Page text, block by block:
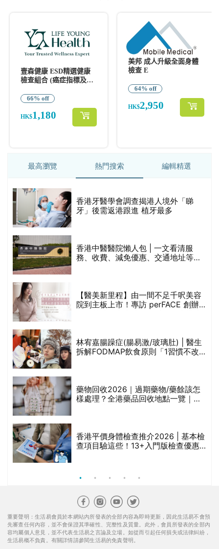
最高瀏覽 熱門搜索 編輯精選
香港牙醫學會調查揭港人境外「睇
牙」後需返港跟進 植牙最多
香港中醫醫院懶人包 | 一文看清服
務、收費、減免優惠、交通地址等
【醫美新里程】由一間不足千呎美容
院到主板上市！專訪 perFACE 創辦
林宥嘉腸躁症(腸易激/玻璃肚) | 醫生
拆解FODMAP飲食原則「1習慣不改
藥物回收2026｜過期藥物/藥餘該怎
樣處理？全港藥品回收地點一覽｜屈
香港平價身體檢查推介2026 | 基本檢
查項目驗這些！13+入門版檢查優惠
重要聲明：生活易會員於本網站內所發表的全部內容為即時更新，因此生活易不會預
先審查任何內容，並不會保證其準確性、完整性及質量。此外，會員所發表的全部內
容均屬個人意見，並不代表生活易之言論及立場。如從而引起任何損失或法律糾紛，
生活易概不負責。有關詳情請參閱生活易的免責聲明。